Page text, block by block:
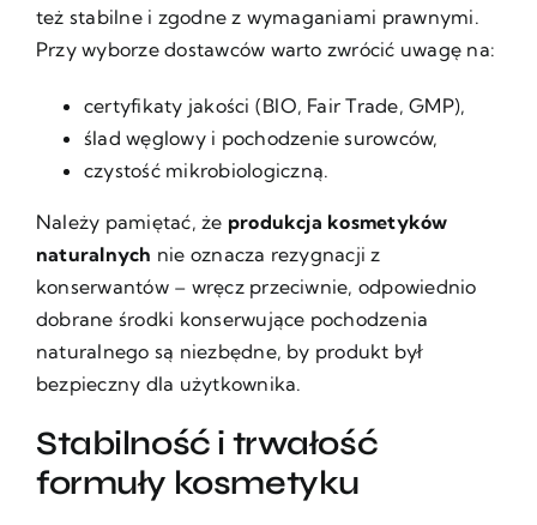
też stabilne i zgodne z wymaganiami prawnymi.
Przy wyborze dostawców warto zwrócić uwagę na:
certyfikaty jakości (BIO, Fair Trade, GMP),
ślad węglowy i pochodzenie surowców,
czystość mikrobiologiczną.
Należy pamiętać, że produkcja kosmetyków
naturalnych nie oznacza rezygnacji z
konserwantów – wręcz przeciwnie, odpowiednio
dobrane środki konserwujące pochodzenia
naturalnego są niezbędne, by produkt był
bezpieczny dla użytkownika.
Stabilność i trwałość
formuły kosmetyku